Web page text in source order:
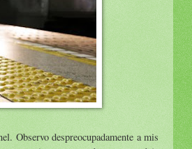
Observo despreocupadamente a mis